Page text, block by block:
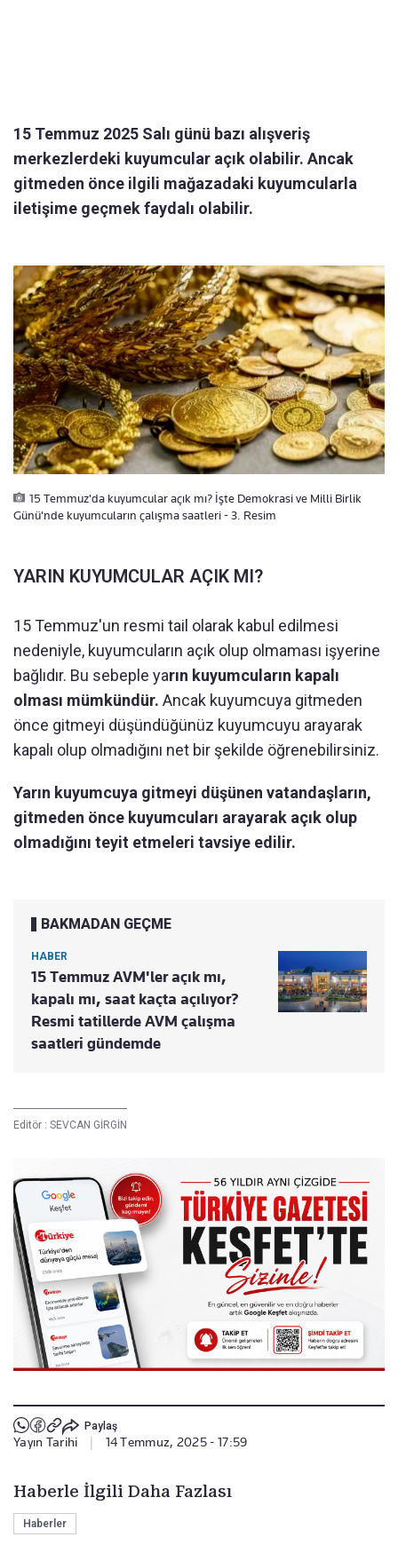
15 Temmuz 2025 Salı günü bazı alışveriş
merkezlerdeki kuyumcular açık olabilir. Ancak
gitmeden önce ilgili mağazadaki kuyumcularla
iletişime geçmek faydalı olabilir.
15 Temmuz'da kuyumcular açık mı? İşte Demokrasi ve Milli Birlik
Günü'nde kuyumcuların çalışma saatleri - 3. Resim
YARIN KUYUMCULAR AÇIK MI?
15 Temmuz'un resmi tail olarak kabul edilmesi
nedeniyle, kuyumcuların açık olup olmaması işyerine
bağlıdır. Bu sebeple yarın kuyumcuların kapalı
olması mümkündür. Ancak kuyumcuya gitmeden
önce gitmeyi düşündüğünüz kuyumcuyu arayarak
kapalı olup olmadığını net bir şekilde öğrenebilirsiniz.
Yarın kuyumcuya gitmeyi düşünen vatandaşların,
gitmeden önce kuyumcuları arayarak açık olup
olmadığını teyit etmeleri tavsiye edilir.
BAKMADAN GEÇME
HABER
15 Temmuz AVM'ler açık mı,
kapalı mı, saat kaçta açılıyor?
Resmi tatillerde AVM çalışma
saatleri gündemde
Editör : SEVCAN GİRGİN
Paylaş
Yayın Tarihi 14 Temmuz, 2025 - 17:59
Haberle İlgili Daha Fazlası
Haberler